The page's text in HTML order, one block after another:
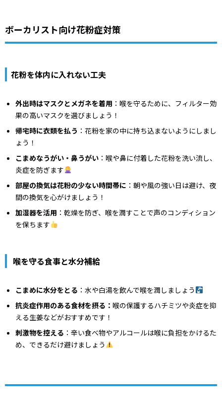
ボーカリスト向け花粉症対策
花粉を体内に入れない工夫
外出時はマスクとメガネを着用 ：喉を守るために、フィルター効
果の高いマスクを選びましょう！
帰宅時に衣類を払う ：花粉を家の中に持ち込まないようにしまし
ょう！
こまめなうがい・鼻うがい ：喉や鼻に付着した花粉を洗い流し、
炎症を防ぎます
部屋の換気は花粉の少ない時間帯に ：朝や風の強い日は避け、夜
間の換気を心がけましょう！
加湿器を活用 ：乾燥を防ぎ、喉を潤すことで声のコンディション
を保ちます
喉を守る食事と水分補給
こまめに水分をとる ：水や白湯を飲んで喉を潤しましょう
抗炎症作用のある食材を摂る： 喉の保護するハチミツや炎症を抑
える生姜などがおすすめです！
刺激物を控える ：辛い食べ物やアルコールは喉に負担をかけるた
め、できるだけ避けましょう